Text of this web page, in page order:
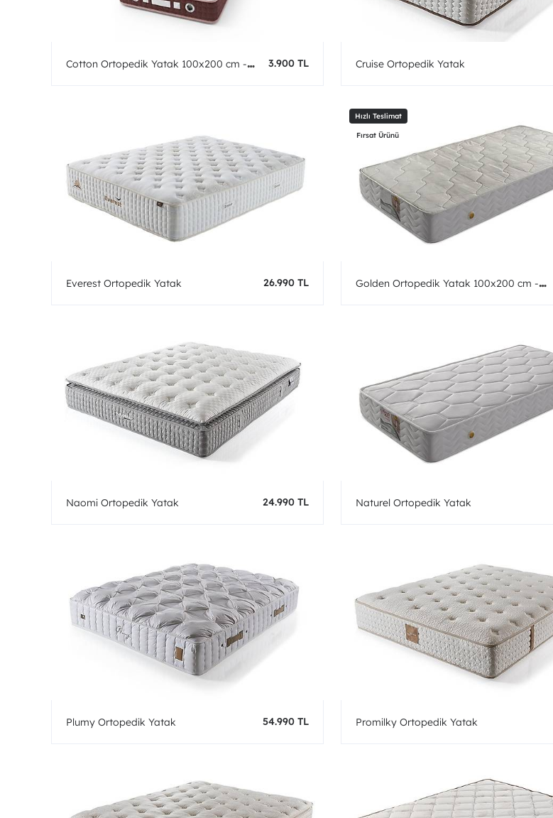
Cotton Ortopedik Yatak 100x200 cm -
3.900 TL Cruise Ortopedik Yatak
Everest Ortopedik Yatak 26.990 TL
Golden Ortopedik Yatak 100x200 cm -
Naomi Ortopedik Yatak 24.990 TL Naturel Ortopedik Yatak
Plumy Ortopedik Yatak 54.990 TL Promilky Ortopedik Yatak